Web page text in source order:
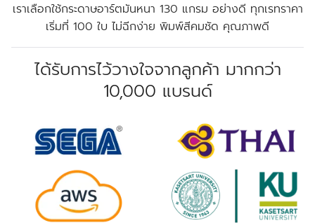
เราเลือกใช้กระดาษอาร์ตมันหนา 130 แกรม อย่างดี ทุกเรทราคา
เริ่มที่ 100 ใบ ไม่ฉีกง่าย พิมพ์สีคมชัด คุณภาพดี
ได้รับการไว้วางใจจากลูกค้า มากกว่า
10,000 แบรนด์